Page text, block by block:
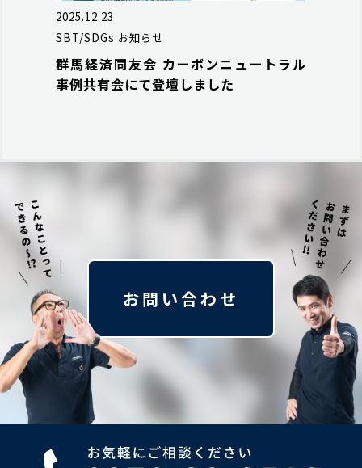
2025.12.23
SBT/SDGs お知らせ
群馬経済同友会 カーボンニュートラル
事例共有会にて登壇しました
お問い合わせ